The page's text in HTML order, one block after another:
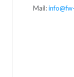
Mail: